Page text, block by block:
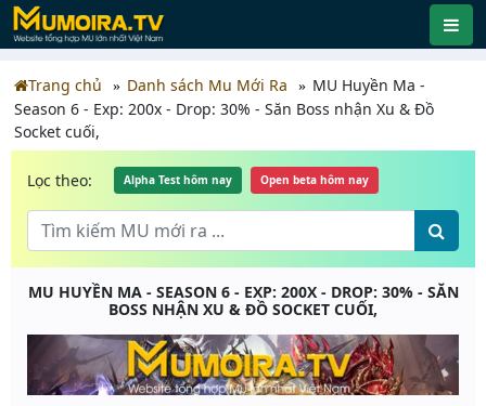
Trang chủ Danh sách Mu Mới Ra
MU Huyền Ma -
Season 6 - Exp: 200x - Drop: 30% - Săn Boss nhận Xu & Đồ
Socket cuối,
Lọc theo: Alpha Test hôm nay Open beta hôm nay
MU HUYỀN MA - SEASON 6 - EXP: 200X - DROP: 30% - SĂN
BOSS NHẬN XU & ĐỒ SOCKET CUỐI,